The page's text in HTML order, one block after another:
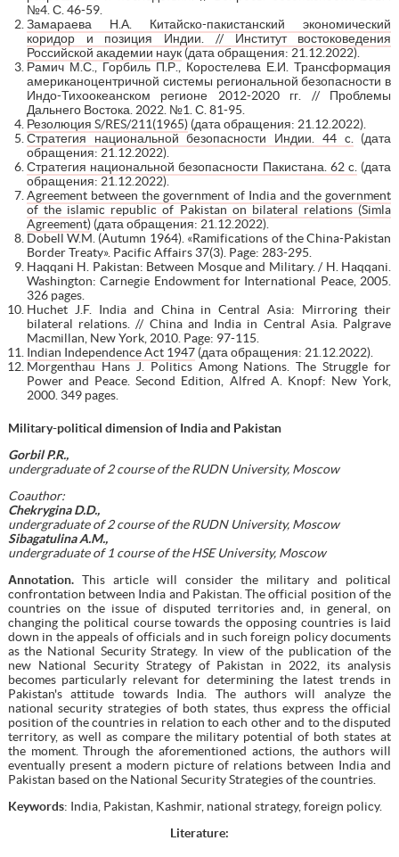
№4. С. 46-59.
Замараева Н.А. Китайско-пакистанский экономический
коридор и позиция Индии. // Институт востоковедения
Российской академии наук(дата обращения: 21.12.2022).
Рамич М.С., Горбиль П.Р., Коростелева Е.И. Трансформация
американоцентричной системы региональной безопасности в
Индо-Тихоокеанском регионе 2012-2020 гг. // Проблемы
Дальнего Востока. 2022. №1. С. 81-95.
Резолюция S/RES/211(1965)(дата обращения: 21.12.2022).
Стратегия национальной безопасности Индии. 44 c.
(дата
обращения: 21.12.2022).
Стратегия национальной безопасности Пакистана. 62 c. (дата
обращения: 21.12.2022).
Agreement between the government of India and the government
of the islamic republic of Pakistan on bilateral relations (Simla
Agreement)(дата обращения: 21.12.2022).
Dobell W.M. (Autumn 1964). «Ramifications of the China-Pakistan
Border Treaty». Pacific Affairs 37(3). Page: 283-295.
Haqqani H. Pakistan: Between Mosque and Military. / H. Haqqani.
Washington: Carnegie Endowment for International Peace, 2005.
326 pages.
Huchet J.F. India and China in Central Asia: Mirroring their
bilateral relations. // China and India in Central Asia. Palgrave
Macmillan, New York, 2010. Page: 97-115.
Indian Independence Act 1947(дата обращения: 21.12.2022).
Morgenthau Hans J. Politics Among Nations. The Struggle for
Power and Peace. Second Edition, Alfred A. Knopf: New York,
2000. 349 рages.
Military-political dimension of India and Pakistan
Gorbil P.R.,
undergraduate of 2 course of the RUDN University, Moscow
Coauthor:
Chekrygina D.D.,
undergraduate of 2 course of theRUDN University, Moscow
Sibagatulina A.M.,
undergraduate of 1 course of the HSE University, Moscow
Аnnotation.This article will consider the military and political
confrontation between India and Pakistan. The official position of the
countries on the issue of disputed territories and, in general, on
changing the political course towards the opposing countries is laid
down in the appeals of officials and in such foreign policy documents
as the National Security Strategy. In view of the publication of the
new National Security Strategy of Pakistan in 2022, its analysis
becomes particularly relevant for determining the latest trends in
Pakistan's attitude towards India. The authors will analyze the
national security strategies of both states, thus express the official
position of the countries in relation to each other and to the disputed
territory, as well as compare the military potential of both states at
the moment. Through the aforementioned actions, the authors will
eventually present a modern picture of relations between India and
Pakistan based on the National Security Strategies of the countries.
Keywords: India, Pakistan, Kashmir, national strategy, foreign policy.
Literature: